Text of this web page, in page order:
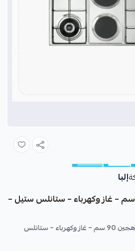
إلبا
سطح إلبا بلت إن – 90 سم – غاز وكهرباء – ستانلس ستيل –
سطح إلبا مدمج (Built-in) هجين 90 سم – غاز وكهرباء – ستانلس